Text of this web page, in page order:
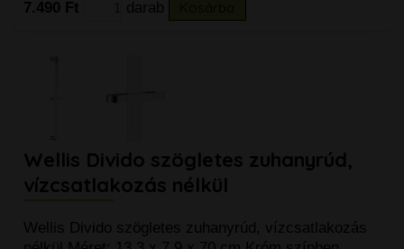
7.490 Ft darab
Wellis Divido szögletes zuhanyrúd,
vízcsatlakozás nélkül
Wellis Divido szögletes zuhanyrúd, vízcsatlakozás